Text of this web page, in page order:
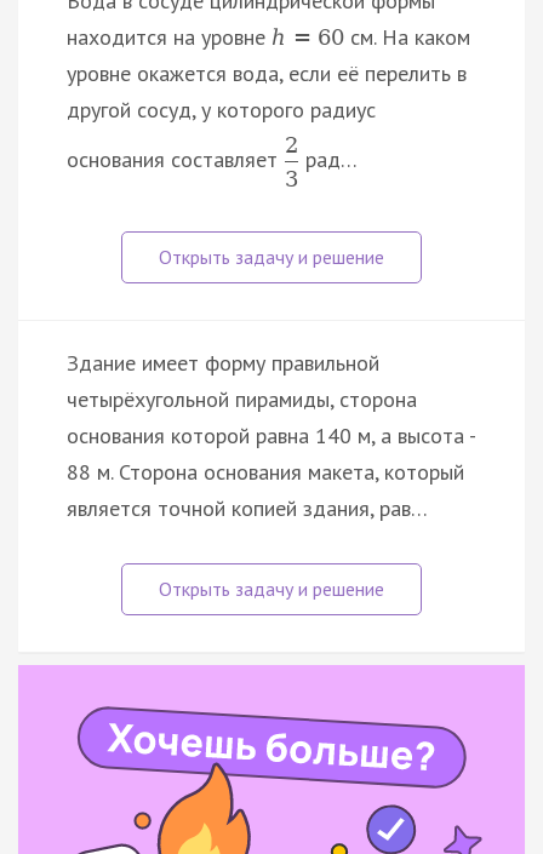
находится на уровне h = 60 см. На каком
уровне окажется вода, если её перелить в
другой сосуд, у которого радиус
основания составляет
2
3
рад…
Здание имеет форму правильной
четырёхугольной пирамиды, сторона
основания которой равна 140 м, а высота -
88 м. Сторона основания макета, который
является точной копией здания, рав…